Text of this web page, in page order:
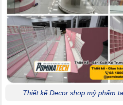
Thiết kế Decor shop mỹ phẩm